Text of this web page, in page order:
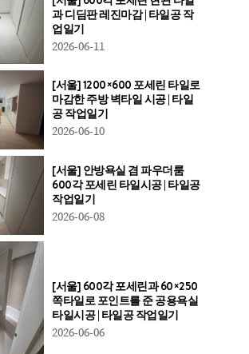
과 디딤판 레진마감 | 타일공 작
업일기
2026-06-11
[서울] 1200×600 포세린 타일로
마감한 주방 벽타일 시공 | 타일
공 작업일기
2026-06-10
[서울] 안방욕실 겸 파우더룸
600각 포세린 타일시공 | 타일공
작업일기
2026-06-08
[서울] 600각 포세린과 60×250
쪽타일로 포인트를 준 공용욕실
타일시공 | 타일공 작업일기
2026-06-06